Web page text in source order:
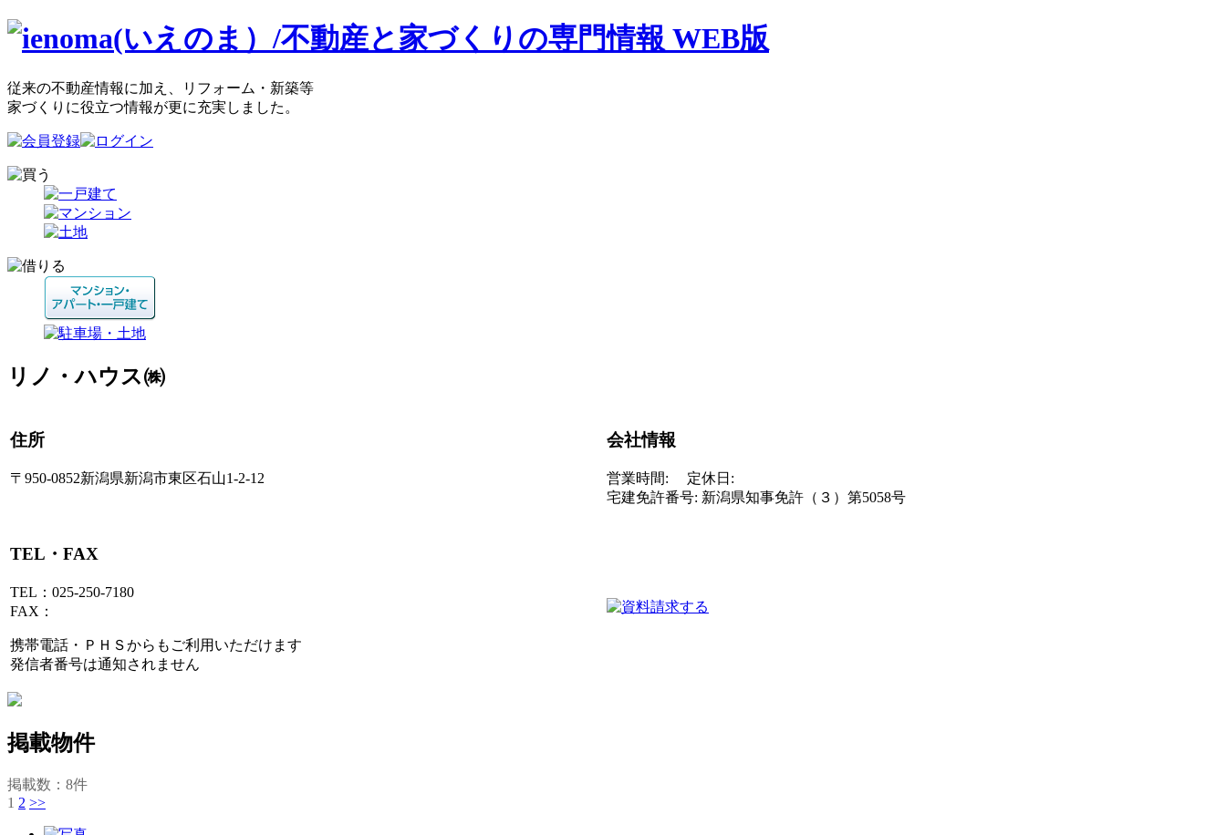
従来の不動産情報に加え、リフォーム・新築等
家づくりに役立つ情報が更に充実しました。
リノ・ハウス㈱
住所
〒950-0852新潟県新潟市東区石山1-2-12
会社情報
営業時間:
定休日:
宅建免許番号: 新潟県知事免許（３）第5058号
TEL・FAX
TEL：025-250-7180
FAX：
携帯電話・ＰＨＳからもご利用いただけます
発信者番号は通知されません
掲載物件
掲載数 ： 8件
1 2 >>